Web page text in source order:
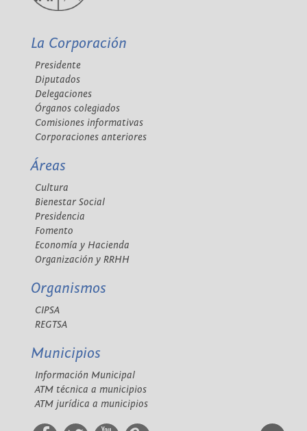
La Corporación
Presidente
Diputados
Delegaciones
Órganos colegiados
Comisiones informativas
Corporaciones anteriores
Áreas
Cultura
Bienestar Social
Presidencia
Fomento
Economía y Hacienda
Organización y RRHH
Organismos
CIPSA
REGTSA
Municipios
Información Municipal
ATM técnica a municipios
ATM jurídica a municipios